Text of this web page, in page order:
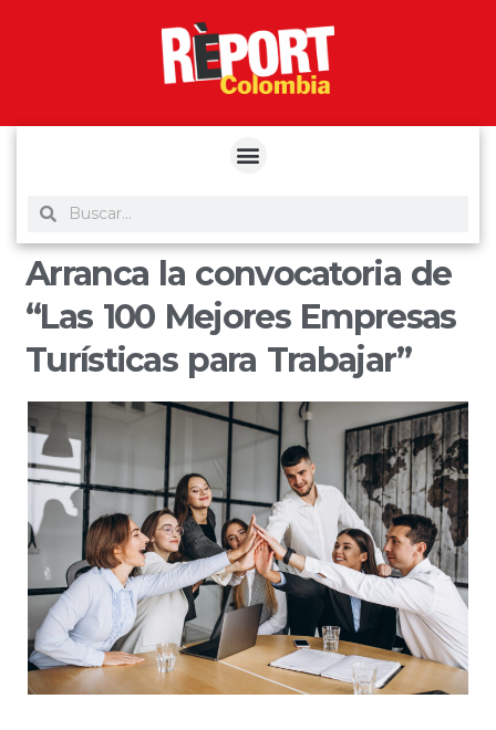
Arranca la convocatoria de
“Las 100 Mejores Empresas
Turísticas para Trabajar”